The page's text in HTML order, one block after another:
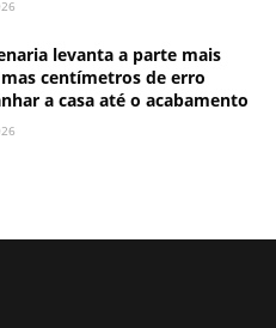
levanta a parte mais
centímetros de erro
a casa até o acabamento